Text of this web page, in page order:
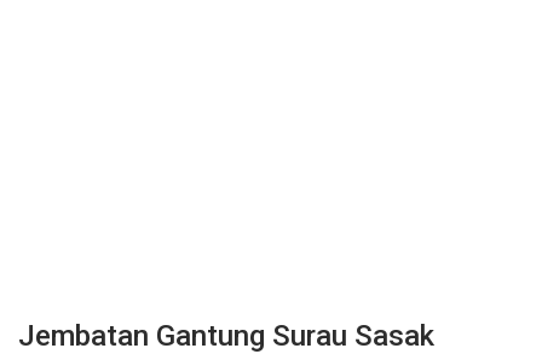
Jembatan Gantung Surau Sasak